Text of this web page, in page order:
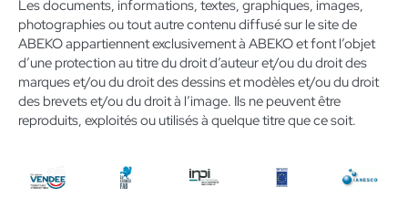
Les documents, informations, textes, graphiques, images,
photographies ou tout autre contenu diffusé sur le site de
ABEKO appartiennent exclusivement à ABEKO et font l’objet
d’une protection au titre du droit d’auteur et/ou du droit des
marques et/ou du droit des dessins et modèles et/ou du droit
des brevets et/ou du droit à l’image. Ils ne peuvent être
reproduits, exploités ou utilisés à quelque titre que ce soit.